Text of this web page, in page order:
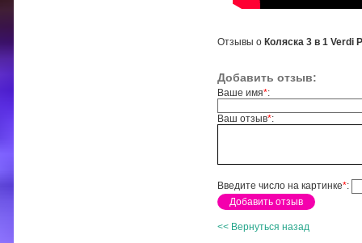
Отзывы о Коляска 3 в 1 Verdi
Добавить отзыв:
Ваше имя*:
Ваш отзыв*:
Введите число на картинке*:
<< Вернуться назад